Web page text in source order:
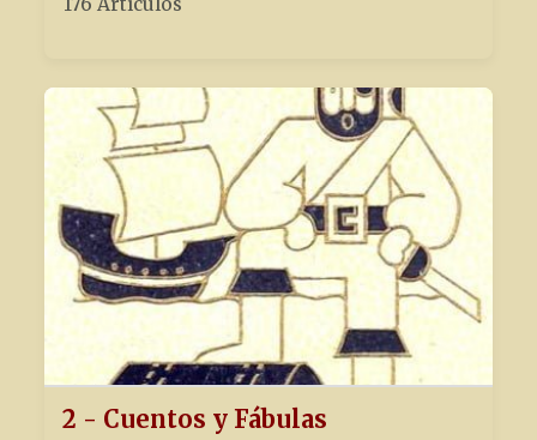
2 - Cuentos y Fábulas